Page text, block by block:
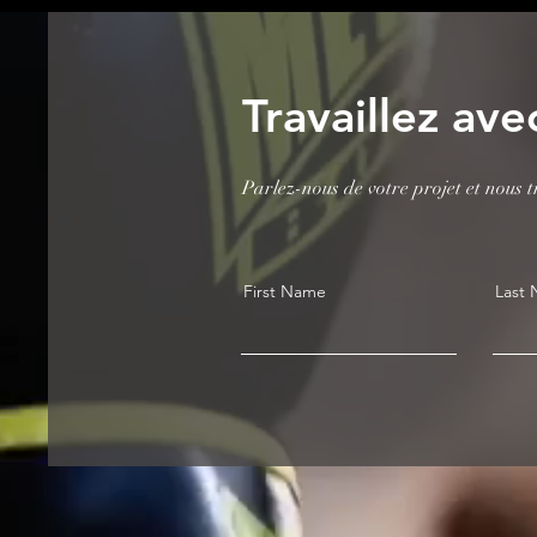
Travaillez
Parlez-nous de votre projet et nous
First Name Last